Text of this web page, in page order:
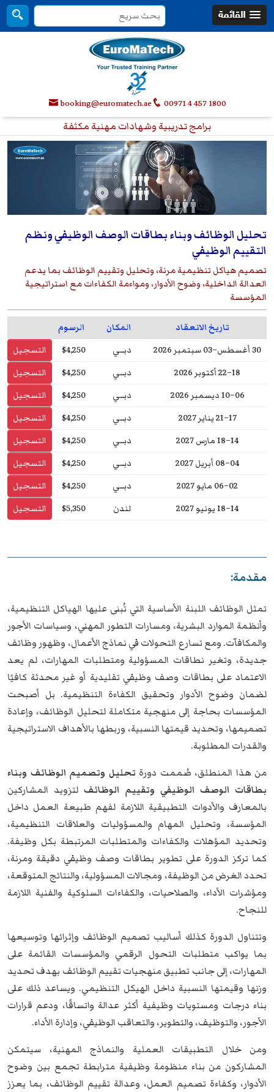
00971 4 457 1800
booking@euromatech.ae
برامج تدريبية وشهادات مهنية مكثفة
تحليل الوظائف وبناء بطاقات الوصف الوظيفي ونظم
التقييم الوظيفي
تصميم هياكل تنظيمية مرنة، وتحليل وتقييم الوظائف بما يدعم
العدالة الداخلية، وضوح الأدوار، ومواءمة الكفاءات مع استراتيجية
المؤسسة
تاريخ الانعقاد المكان
الرسوم
30 أغسطس–03 سبتمبر 2026
دبــي $4,250
التسجيل
18–22 أكتوبر 2026
دبــي $4,250
التسجيل
06–10 ديسمبر 2026
دبــي $4,250
التسجيل
17–21 يناير 2027
دبــي $4,250
التسجيل
14–18 مارس 2027
دبــي $4,250
التسجيل
04–08 أبريل 2027
دبــي $4,250
التسجيل
02–06 مايو 2027
دبــي $4,250
التسجيل
14–18 يونيو 2027
لندن $5,350 التسجيل
مقدمة:
تمثل الوظائف اللبنة الأساسية التي تُبنى عليها الهياكل التنظيمية،
وأنظمة الموارد البشرية، ومسارات التطور المهني، وسياسات الأجور
والمكافآت. ومع تسارع التحولات في نماذج الأعمال، وظهور وظائف
جديدة، وتغير نطاقات المسؤولية ومتطلبات المهارات، لم يعد
الاعتماد على بطاقات وصف وظيفي تقليدية أو غير محدثة كافيًا
لضمان وضوح الأدوار وتحقيق الكفاءة التنظيمية. بل أصبحت
المؤسسات بحاجة إلى منهجية متكاملة لتحليل الوظائف، وإعادة
تصميمها، وتحديد قيمتها النسبية، وربطها بالأهداف الاستراتيجية
والقدرات المطلوبة.
من هذا المنطلق، صُممت دورة تحليل وتصميم الوظائف وبناء
بطاقات الوصف الوظيفي وتقييم الوظائف لتزويد المشاركين
بالمعارف والأدوات التطبيقية اللازمة لفهم طبيعة العمل داخل
المؤسسة، وتحليل المهام والمسؤوليات والعلاقات التنظيمية،
وتحديد المؤهلات والكفاءات والمتطلبات المرتبطة بكل وظيفة.
كما تركز الدورة على تطوير بطاقات وصف وظيفي دقيقة ومرنة،
تحدد الغرض من الوظيفة، ومجالات المسؤولية، والنتائج المتوقعة،
ومؤشرات الأداء، والصلاحيات، والكفاءات السلوكية والفنية اللازمة
للنجاح.
وتتناول الدورة كذلك أساليب تصميم الوظائف وإثرائها وتوسيعها
بما يواكب متطلبات التحول الرقمي والمؤسسات القائمة على
المهارات، إلى جانب تطبيق منهجيات تقييم الوظائف بهدف تحديد
وزنها وقيمتها النسبية داخل الهيكل التنظيمي. ويساعد ذلك على
بناء درجات ومستويات وظيفية أكثر عدالة واتساقًا، ودعم قرارات
الأجور، والتوظيف، والتطوير، والتعاقب الوظيفي، وإدارة الأداء.
ومن خلال التطبيقات العملية والنماذج المهنية، سيتمكن
المشاركون من بناء منظومة وظيفية مترابطة تجمع بين وضوح
الأدوار، وكفاءة تصميم العمل، وعدالة تقييم الوظائف، بما يعزز